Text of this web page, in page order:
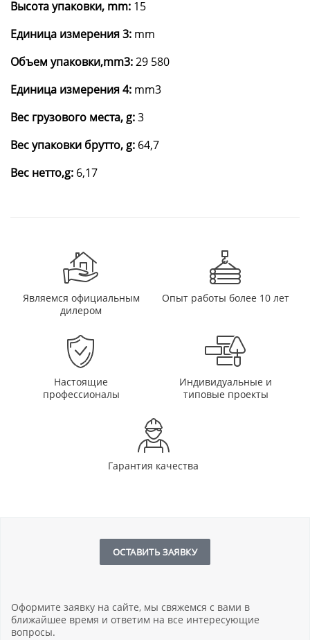
Высота упаковки, mm: 15
Единица измерения 3: mm
Объем упаковки,mm3:29 580
Единица измерения 4: mm3
Вес грузового места, g:3
Вес упаковки брутто, g: 64,7
Вес нетто,g: 6,17
Являемся официальным
дилером
Опыт работы более 10 лет
Настоящие
профессионалы
Индивидуальные и
типовые проекты
Гарантия качества
ОСТАВИТЬ ЗАЯВКУ
Оформите заявку на сайте, мы свяжемся с вами в
ближайшее время и ответим на все интересующие
вопросы.